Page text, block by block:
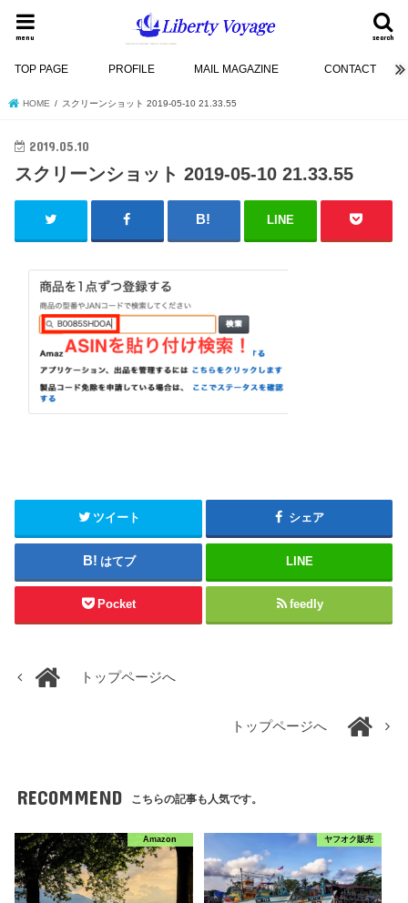
search
menu
TOP PAGE PROFILE MAIL MAGAZINE CONTACT
HOME スクリーンショット 2019-05-10 21.33.55
2019.05.10
スクリーンショット 2019-05-10 21.33.55
LINE
ツイート シェア
はてブ LINE
Pocket feedly
トップページへ
トップページへ
RECOMMEND こちらの記事も人気です。
Amazon ヤフオク販売